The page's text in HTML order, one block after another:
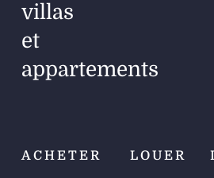
villas
et
appartements
ACHETER LOUER